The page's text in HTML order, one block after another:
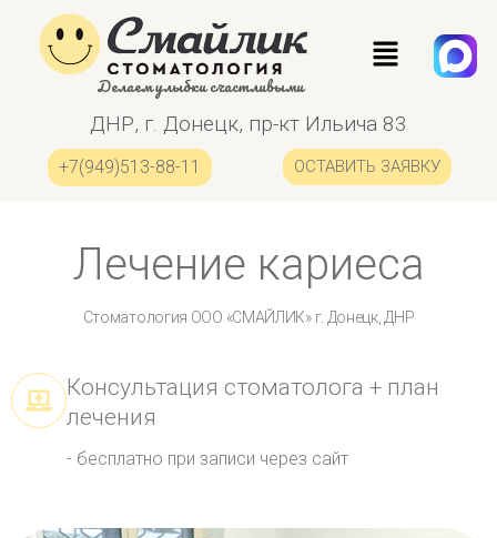
Делаем улыбки счастливыми
ДНР, г. Донецк, пр-кт Ильича 83
+7(949)513-88-11 ОСТАВИТЬ ЗАЯВКУ
Лечение кариеса
Стоматология ООО «СМАЙЛИК» г. Донецк, ДНР
Консультация стоматолога + план
лечения
- бесплатно при записи через сайт